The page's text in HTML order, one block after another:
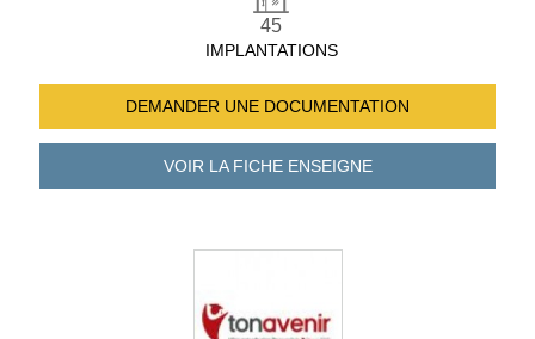
45
IMPLANTATIONS
DEMANDER UNE DOCUMENTATION
VOIR LA FICHEENSEIGNE